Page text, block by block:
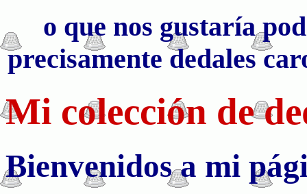
o que nos gustaría
precisamente dedales
Mi colección de
Bienvenidos a mi